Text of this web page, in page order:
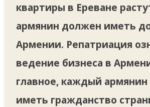
квартиры в Ереване
армянин должен иметь
Армении. Репатриация
ведение бизнеса в
главное, каждый
иметь гражданство